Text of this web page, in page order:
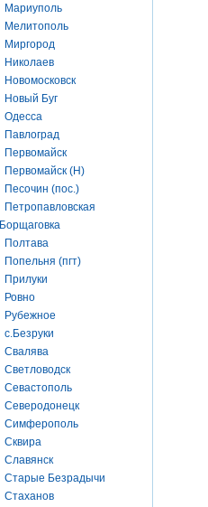
Мариуполь
Мелитополь
Миргород
Николаев
Новомосковск
Новый Буг
Одесса
Павлоград
Первомайск
Первомайск (Н)
Песочин (пос.)
Петропавловская
Борщаговка
Полтава
Попельня (пгт)
Прилуки
Ровно
Рубежное
с.Безруки
Свалява
Светловодск
Севастополь
Северодонецк
Симферополь
Сквира
Славянск
Старые Безрадычи
Стаханов